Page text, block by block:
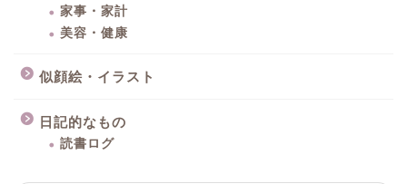
家事・家計
美容・健康
似顔絵・イラスト
日記的なもの
読書ログ